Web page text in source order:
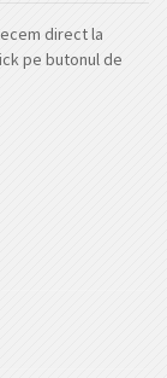
direct la
pe butonul de